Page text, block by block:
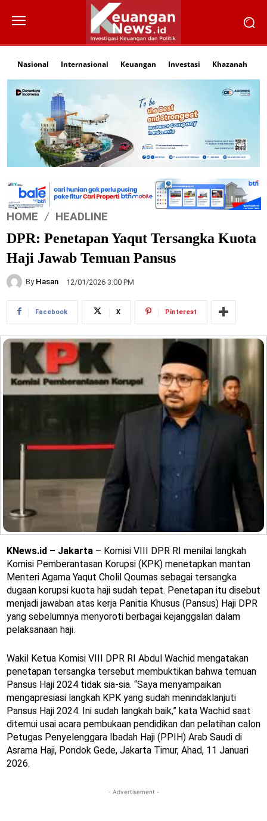
Nasional Internasional Keuangan Investasi Khazanah
HOME HEADLINE
DPR: Penetapan Yaqut Tersangka Kuota
Haji Jawab Temuan Pansus
By Hasan 12/01/2026 3:00 PM
Facebook X Pinterest
KNews.id – Jakarta – Komisi VIII DPR RI menilai langkah
Komisi Pemberantasan Korupsi (KPK) menetapkan mantan
Menteri Agama Yaqut Cholil Qoumas sebagai tersangka
dugaan korupsi kuota haji sudah tepat. Penetapan itu disebut
menjadi jawaban atas kerja Panitia Khusus (Pansus) Haji DPR
yang sebelumnya menyoroti berbagai kejanggalan dalam
pelaksanaan haji.
Wakil Ketua Komisi VIII DPR RI Abdul Wachid mengatakan
penetapan tersangka tersebut membuktikan bahwa temuan
Pansus Haji 2024 tidak sia-sia. “Saya menyampaikan
mengapresiasi langkah KPK yang sudah menindaklanjuti
Pansus Haji 2024. Ini sudah langkah baik,” kata Wachid saat
ditemui usai acara pembukaan pendidikan dan pelatihan calon
Petugas Penyelenggara Ibadah Haji (PPIH) Arab Saudi di
Asrama Haji, Pondok Gede, Jakarta Timur, Ahad, 11 Januari
2026.
- Advertisement -